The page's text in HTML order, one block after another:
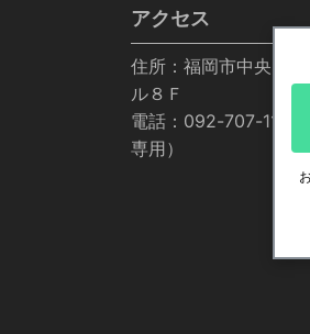
アクセス
住所：福岡市中央区
ル８Ｆ
電話：092-707-
専用）